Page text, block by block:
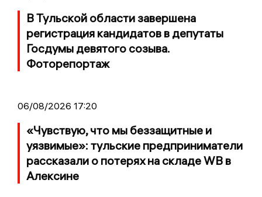
В Тульской области завершена
регистрация кандидатов в депутаты
Госдумы девятого созыва.
Фоторепортаж
06/08/2026 17:20
«Чувствую, что мы беззащитные и
уязвимые»: тульские предприниматели
рассказали о потерях на складе WB в
Алексине